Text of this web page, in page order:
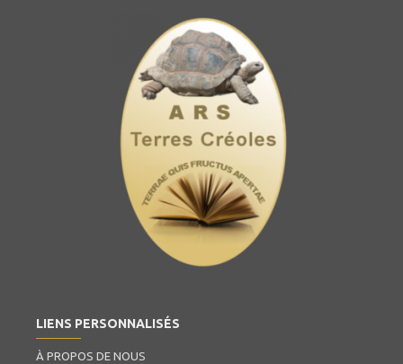
LIENS PERSONNALISÉS
À PROPOS DE NOUS